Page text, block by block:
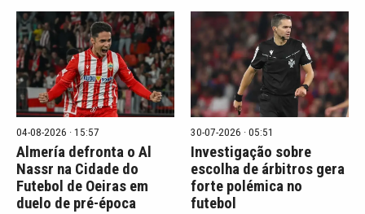
04-08-2026 · 15:57
Almería defronta o Al
Nassr na Cidade do
Futebol de Oeiras em
duelo de pré-época
30-07-2026 · 05:51
Investigação sobre
escolha de árbitros gera
forte polémica no
futebol